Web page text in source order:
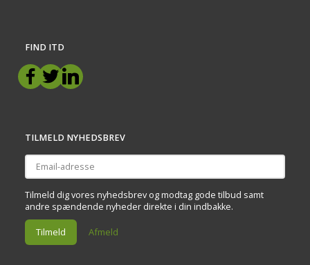
FIND ITD
TILMELD NYHEDSBREV
Email-
adresse
Tilmeld dig vores nyhedsbrev og modtag gode tilbud samt
andre spændende nyheder direkte i din indbakke.
Tilmeld Afmeld